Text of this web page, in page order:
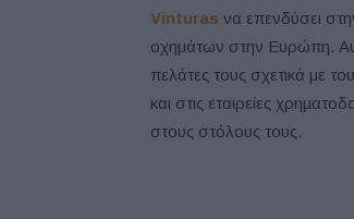
Vinturas να επενδύσει
οχημάτων στην Ευρώπη.
πελάτες τους σχετικά με
και στις εταιρείες
στους στόλους τους.